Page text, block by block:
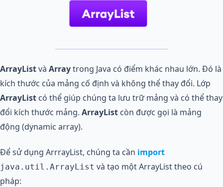
ArrayListvà Arraytrong Java có điểm khác nhau lớn. Đó là
kích thước của mảng cố định và không thể thay đổi. Lớp
ArrayList có thể giúp chúng ta lưu trữ mảng và có thể thay
đổi kích thước mảng. ArrayList còn được gọi là mảng
động (dynamic array).
Để sử dụng ArrrayList, chúng ta cần import
java.util.ArrayList và tạo một ArrayList theo cú
pháp: